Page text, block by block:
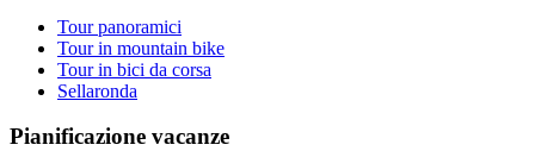
Tour panoramici
Tour in mountain bike
Tour in bici da corsa
Sellaronda
Pianificazione vacanze